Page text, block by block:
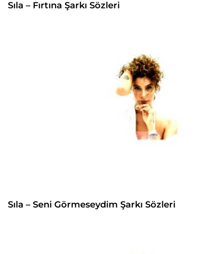
Sıla – Fırtına Şarkı Sözleri
Sıla – Seni Görmeseydim Şarkı Sözleri